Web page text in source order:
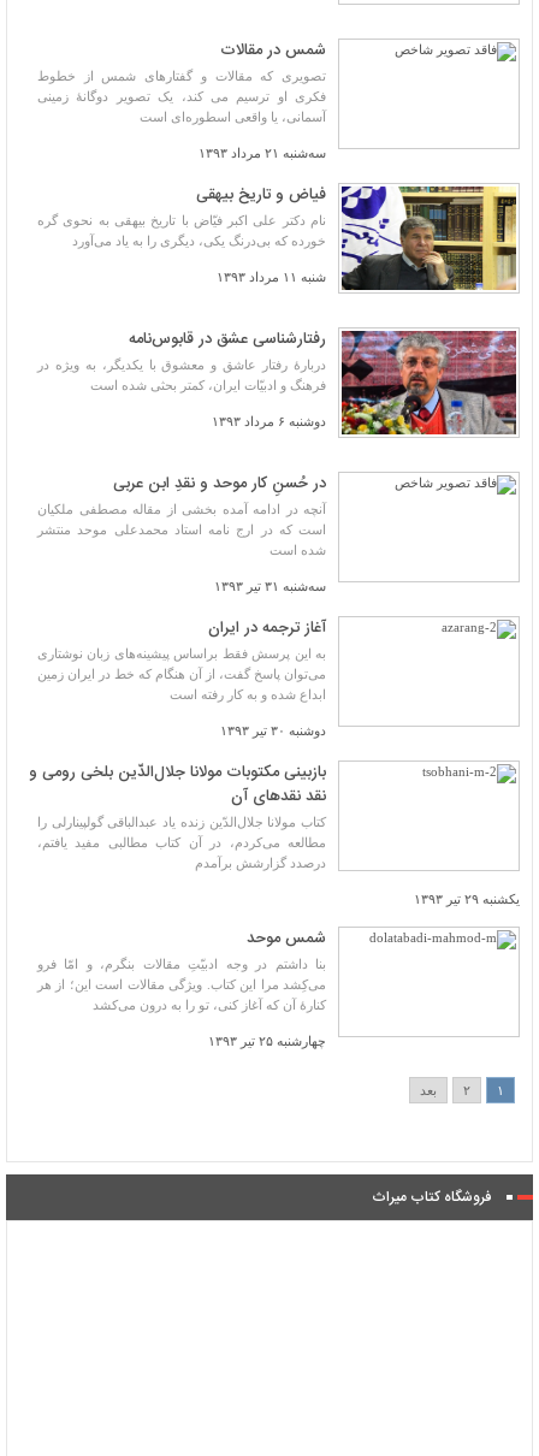
شمس در مقالات
تصویری که مقالات و گفتارهای شمس از خطوط
فکری او ترسیم می کند، یک تصویر دوگانۀ زمینی
آسمانی، یا واقعی اسطوره‌ای است
سه‌شنبه ۲۱ مرداد ۱۳۹۳
فیاض و تاریخ بیهقی
نام دکتر علی اکبر فیّاض با تاریخ بیهقی به نحوی گره
خورده که بی‌درنگ یکی، دیگری را به یاد می‌آورد
شنبه ۱۱ مرداد ۱۳۹۳
رفتارشناسی عشق در قابوس‌نامه
دربارۀ رفتار عاشق و معشوق با یکدیگر، به ویژه در
فرهنگ و ادبیّات ایران، کمتر بحثی شده است
دوشنبه ۶ مرداد ۱۳۹۳
در حُسنِ کار موحد و نقدِ ابن عربی
آنچه در ادامه آمده بخشی از مقاله مصطفی ملکیان
است که در ارج نامه استاد محمدعلی موحد منتشر
شده است
سه‌شنبه ۳۱ تیر ۱۳۹۳
آغاز ترجمه در ایران
به این پرسش فقط براساس پیشینه‌های زبان نوشتاری
می‌توان پاسخ گفت، از آن هنگام که خط در ایران زمین
ابداع شده و به کار رفته است
دوشنبه ۳۰ تیر ۱۳۹۳
بازبینی مکتوبات مولانا جلال‌الدّین بلخی رومی و
نقد نقدهای آن
کتاب مولانا جلال‌الدّین زنده یاد عبدالباقی گولپینارلی را
مطالعه می‌کردم، در آن کتاب مطالبی مفید یافتم،
درصدد گزارشش برآمدم
یکشنبه ۲۹ تیر ۱۳۹۳
شمس موحد
بنا داشتم در وجه ادبیّتِ مقالات بنگرم، و امّا فرو
می‌کِشد مرا این کتاب. ویژگی مقالات است این؛ از هر
کنارۀ آن که آغاز کنی، تو را به درون می‌کشد
چهارشنبه ۲۵ تیر ۱۳۹۳
۱ ۲ بعد
فروشگاه کتاب میراث